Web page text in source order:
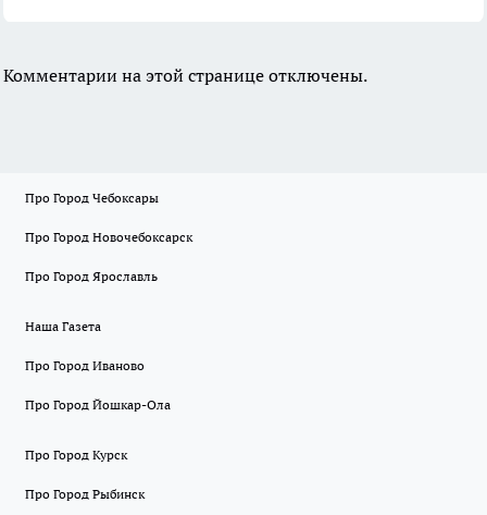
Комментарии на этой странице отключены.
Про Город Чебоксары
Про Город Новочебоксарск
Про Город Ярославль
Наша Газета
Про Город Иваново
Про Город Йошкар-Ола
Про Город Курск
Про Город Рыбинск